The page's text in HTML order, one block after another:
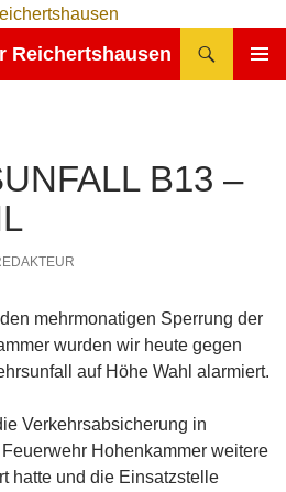
Reichertshausen
B13 –
mehrmonatigen Sperrung der
wurden wir heute gegen
auf Höhe Wahl alarmiert.
Verkehrsabsicherung in
Hohenkammer weitere
hatte und die Einsatzstelle